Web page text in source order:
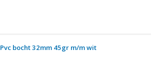
Pvc bocht 32mm 45gr m/m wit